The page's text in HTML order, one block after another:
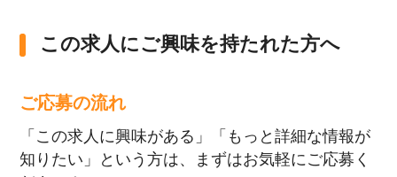
この求人にご興味を持たれた方へ
ご応募の流れ
「この求人に興味がある」「もっと詳細な情報が
知りたい」という方は、まずはお気軽にご応募く